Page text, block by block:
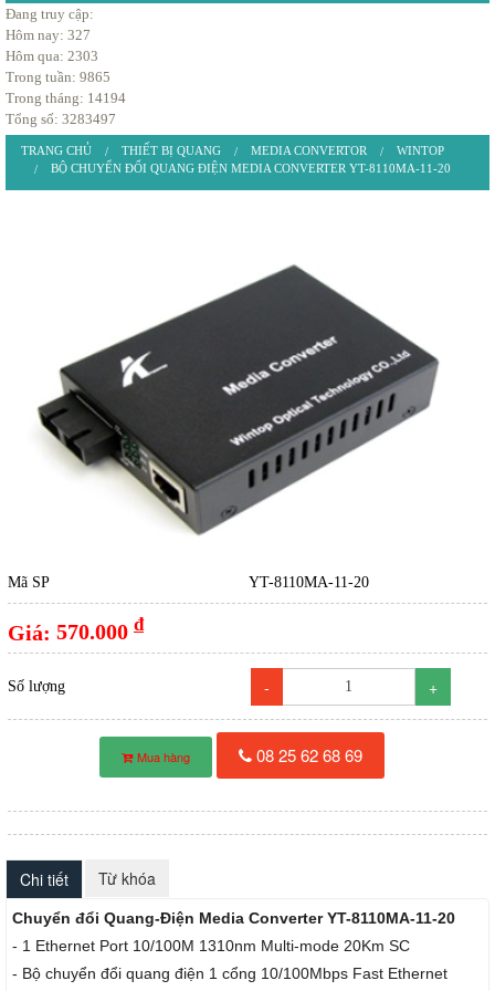
Đang truy cập:
Hôm nay: 327
Hôm qua: 2303
Trong tuần: 9865
Trong tháng: 14194
Tổng số: 3283497
TRANG CHỦ THIẾT BỊ QUANG MEDIA CONVERTOR
WINTOP
BỘ CHUYỂN ĐỔI QUANG ĐIỆN MEDIA CONVERTER YT-8110MA-11-20
Mã SP YT-8110MA-11-20
Giá: 570.000 đ
Số lượng - +
Mua hàng 08 25 62 68 69
Chi tiết Từ khóa
Chuyển đổi Quang-Điện Media Converter YT-8110MA-11-20
- 1 Ethernet Port 10/100M 1310nm Multi-mode 20Km SC
- Bộ chuyển đổi quang điện 1 cổng 10/100Mbps Fast Ethernet